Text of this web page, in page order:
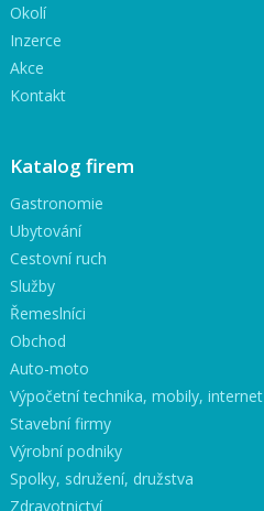
Okolí
Inzerce
Akce
Kontakt
Katalog firem
Gastronomie
Ubytování
Cestovní ruch
Služby
Řemeslníci
Obchod
Auto-moto
Výpočetní technika, mobily, internet
Stavební firmy
Výrobní podniky
Spolky, sdružení, družstva
Zdravotnictví